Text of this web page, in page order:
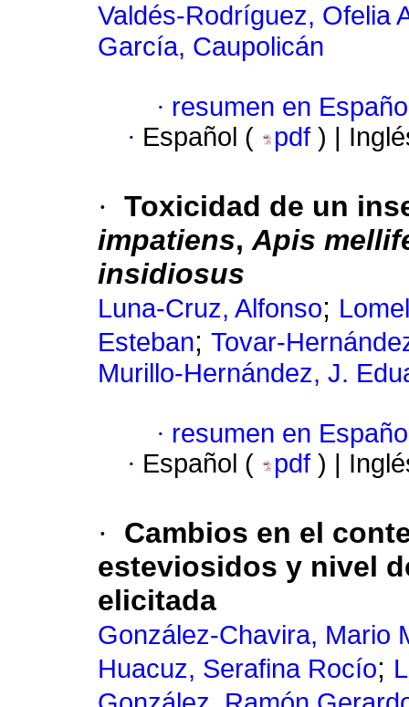
Valdés-Rodríguez, Ofelia
García, Caupolicán
· resumen en
· Español ( pdf ) |
· Toxicidad de un
impatiens,Apis
insidiosus
Luna-Cruz, Alfonso;
Esteban; Tovar-
Murillo-Hernández, J.
· resumen en
· Español ( pdf ) |
·
Cambios en el
esteviosidos y nivel
elicitada
González-Chavira, Mario
Huacuz, Serafina Rocío;